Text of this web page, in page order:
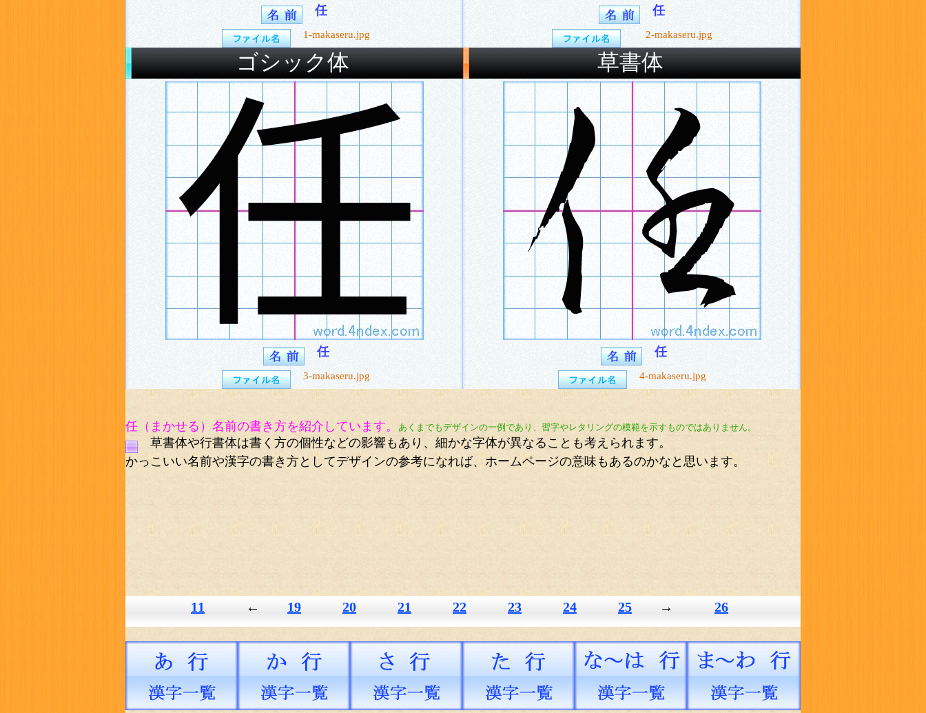
任 任
1-makaseru.jpg 2-makaseru.jpg
ゴシック体 草書体
任 任
3-makaseru.jpg 4-makaseru.jpg
任（まかせる）名前の書き方を紹介しています。 あくまでもデザインの一例であり、習字やレタリングの模範を示すものではありません。
草書体や行書体は書く方の個性などの影響もあり、細かな字体が異なることも考えられます。
かっこいい名前や漢字の書き方としてデザインの参考になれば、ホームページの意味もあるのかなと思います。
11 ← 19 20 21 22 23 24 25 → 26